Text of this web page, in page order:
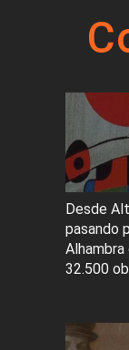
Desde
pasando
32.500